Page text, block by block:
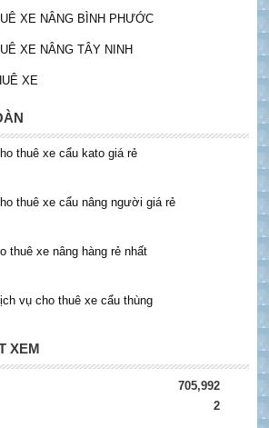
XE NÂNG BÌNH PHƯỚC
XE NÂNG TÂY NINH
XE
thuê xe cẩu kato giá rẻ
thuê xe cẩu nâng người giá rẻ
thuê xe nâng hàng rẻ nhất
vụ cho thuê xe cẩu thùng
XEM
705,992
2